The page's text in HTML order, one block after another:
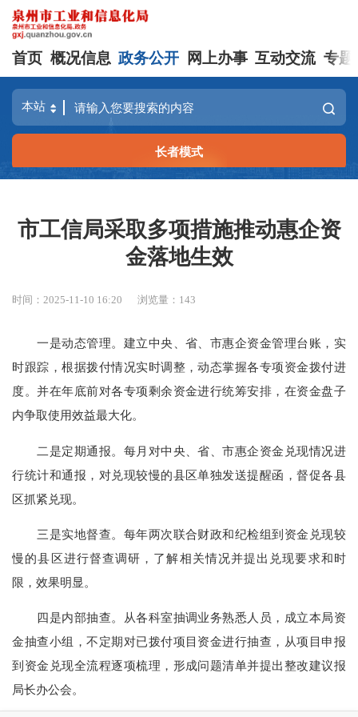
首页 概况信息 政务公开 网上办事 互动交流 专题
长者模式
市工信局采取多项措施推动惠企资
金落地生效
时间：2025-11-10 16:20 浏览量： 143
一是动态管理。建立中央、省、市惠企资金管理台账，实
时跟踪，根据拨付情况实时调整，动态掌握各专项资金拨付进
度。并在年底前对各专项剩余资金进行统筹安排，在资金盘子
内争取使用效益最大化。
二是定期通报。每月对中央、省、市惠企资金兑现情况进
行统计和通报，对兑现较慢的县区单独发送提醒函，督促各县
区抓紧兑现。
三是实地督查。每年两次联合财政和纪检组到资金兑现较
慢的县区进行督查调研，了解相关情况并提出兑现要求和时
限，效果明显。
四是内部抽查。从各科室抽调业务熟悉人员，成立本局资
金抽查小组，不定期对已拨付项目资金进行抽查，从项目申报
到资金兑现全流程逐项梳理，形成问题清单并提出整改建议报
局长办公会。